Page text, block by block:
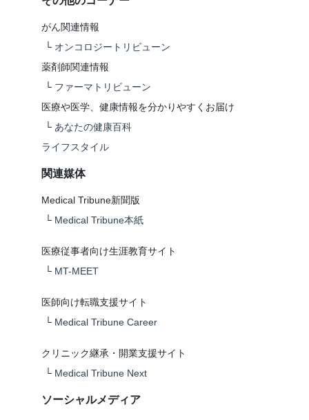
がん関連情報
└ オンコロジートリビューン
薬剤師関連情報
└ ファーマトリビューン
医療や医学、健康情報を分かりやすくお届け
└ あなたの健康百科
ライフスタイル
関連媒体
Medical Tribune新聞版
└ Medical Tribune本紙
医療従事者向け生涯教育サイト
└ MT-MEET
医師向け転職支援サイト
└ Medical Tribune Career
クリニック継承・開業支援サイト
└ Medical Tribune Next
ソーシャルメディア